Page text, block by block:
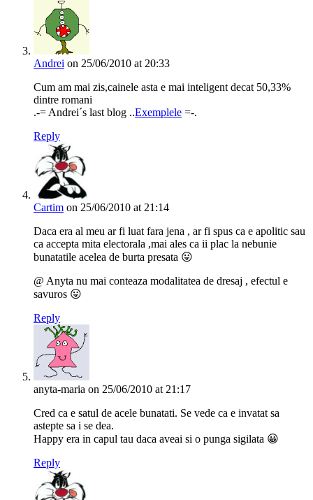
Andrei on 25/06/2010 at 20:33
Cum am mai zis,cainele asta e mai inteligent decat 50,33%
dintre romani
.-= Andrei´s last blog ..Exemplele =-.
Reply
Cartim on 25/06/2010 at 21:14
Daca era al meu ar fi luat fara jena , ar fi spus ca e apolitic sau
ca accepta mita electorala ,mai ales ca ii plac la nebunie
bunatatile acelea de burta presata 😛
@ Anyta nu mai conteaza modalitatea de dresaj , efectul e
savuros 😛
Reply
anyta-maria on 25/06/2010 at 21:17
Cred ca e satul de acele bunatati. Se vede ca e invatat sa
astepte sa i se dea.
Happy era in capul tau daca aveai si o punga sigilata 😀
Reply